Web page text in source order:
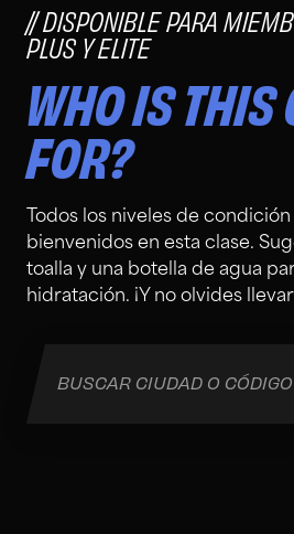
DISPONIBLE PARA
PLUS Y ELITE
WHO IS THIS
FOR?
Todos los niveles de condición
bienvenidos en esta clase.
toalla y una botella de agua
hidratación. ¡Y no olvides